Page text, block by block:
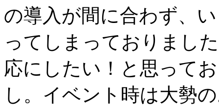
の導入が間に合わず、
ってしまっておりまし
応にしたい！と思って
し。イベント時は大勢